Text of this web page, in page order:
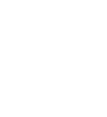
trådløse
nødvendig
trådløst mellem
problemer som